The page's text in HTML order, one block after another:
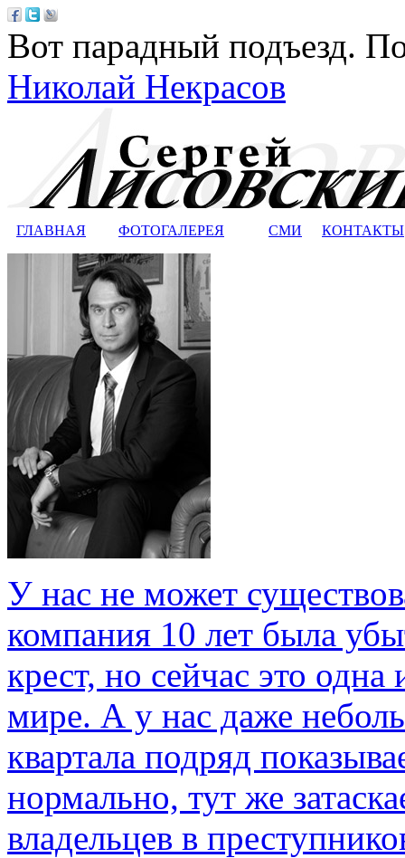
Вот парадный подъезд.
Николай Некрасов
ГЛАВНАЯ ФОТОГАЛЕРЕЯ СМИ КОНТАКТЫ
У нас не может
компания 10 лет была
крест, но сейчас это
мире. А у нас даже
квартала подряд
нормально, тут же
владельцев в